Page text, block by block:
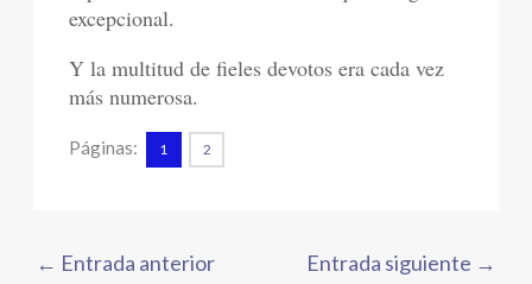
excepcional.
Y la multitud de fieles devotos era cada vez
más numerosa.
Páginas: 1 2
← Entrada anterior Entrada siguiente →